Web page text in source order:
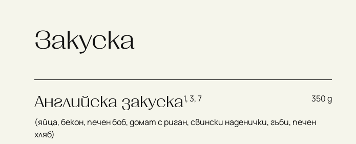
Закуска
Английска закуска1, 3, 7 350 g
(яйца, бекон, печен боб, домат с риган, свински наденички, гъби, печен
хляб)